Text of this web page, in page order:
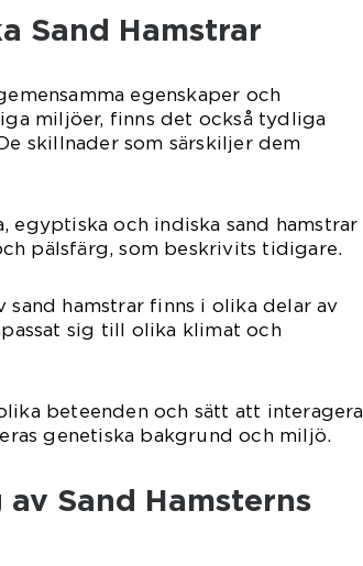
Sand Hamstrar
egenskaper och
miljöer, finns det också tydliga
skillnader som särskiljer dem
egyptiska och indiska sand hamstrar
pälsfärg, som beskrivits tidigare.
sand hamstrar finns i olika delar av
sig till olika klimat och
beteenden och sätt att interagera
genetiska bakgrund och miljö.
Sand Hamsterns